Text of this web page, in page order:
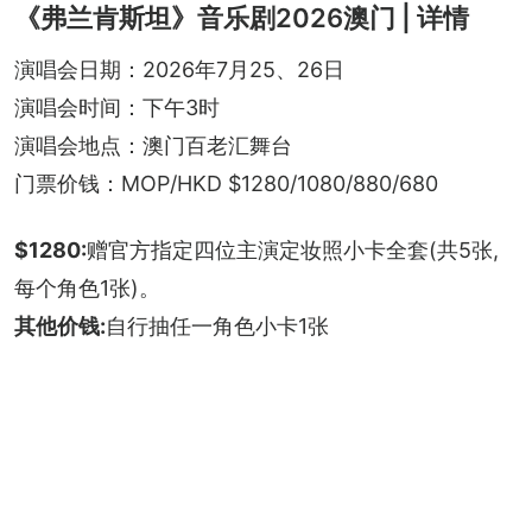
《弗兰肯斯坦》音乐剧2026澳门 | 详情
演唱会日期：2026年7月25、26日
演唱会时间：下午3时
演唱会地点：澳门百老汇舞台
门票价钱：MOP/HKD $1280/1080/880/680
$1280:赠官方指定四位主演定妆照小卡全套(共5张,
每个角色1张)。
其他价钱:自行抽任一角色小卡1张